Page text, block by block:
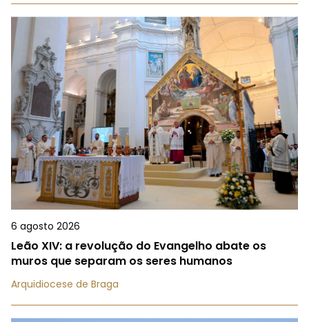
6 agosto 2026
Leão XIV: a revolução do Evangelho abate os
muros que separam os seres humanos
Arquidiocese de Braga